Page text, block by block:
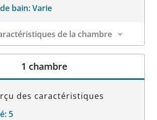
bain:Varie
de la chambre
1 chambre
des caractéristiques
5